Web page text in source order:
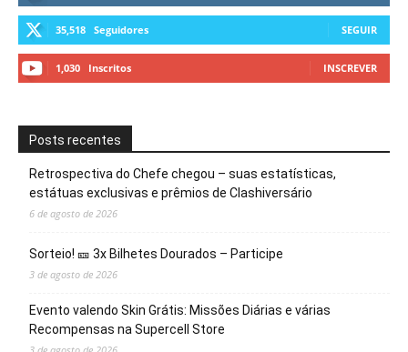
35,518 Seguidores SEGUIR
1,030 Inscritos INSCREVER
Posts recentes
Retrospectiva do Chefe chegou – suas estatísticas,
estátuas exclusivas e prêmios de Clashiversário
6 de agosto de 2026
Sorteio! 🎫 3x Bilhetes Dourados – Participe
3 de agosto de 2026
Evento valendo Skin Grátis: Missões Diárias e várias
Recompensas na Supercell Store